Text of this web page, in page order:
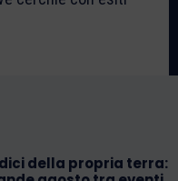
della propria terra: